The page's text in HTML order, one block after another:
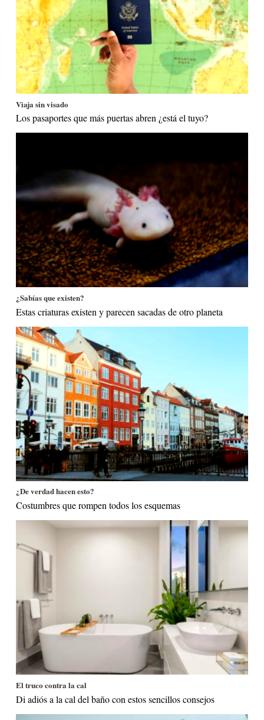
Viaja sin visado
Los pasaportes que más puertas abren ¿está el tuyo?
¿Sabías que existen?
Estas criaturas existen y parecen sacadas de otro planeta
¿De verdad hacen esto?
Costumbres que rompen todos los esquemas
El truco contra la cal
Di adiós a la cal del baño con estos sencillos consejos